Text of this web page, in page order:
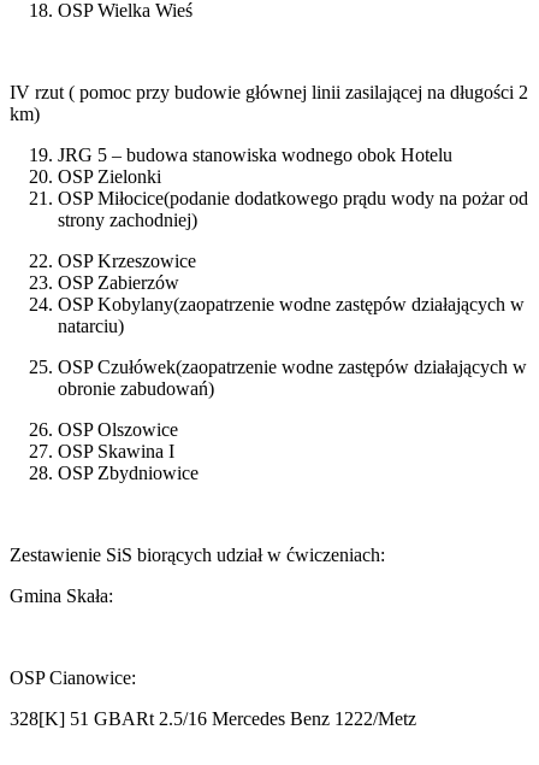
OSP Wielka Wieś
IV rzut ( pomoc przy budowie głównej linii zasilającej na długości 2
km)
JRG 5 – budowa stanowiska wodnego obok Hotelu
OSP Zielonki
OSP Miłocice(podanie dodatkowego prądu wody na pożar od
strony zachodniej)
OSP Krzeszowice
OSP Zabierzów
OSP Kobylany(zaopatrzenie wodne zastępów działających w
natarciu)
OSP Czułówek(zaopatrzenie wodne zastępów działających w
obronie zabudowań)
OSP Olszowice
OSP Skawina I
OSP Zbydniowice
Zestawienie SiS biorących udział w ćwiczeniach:
Gmina Skała:
OSP Cianowice:
328[K] 51 GBARt 2.5/16 Mercedes Benz 1222/Metz